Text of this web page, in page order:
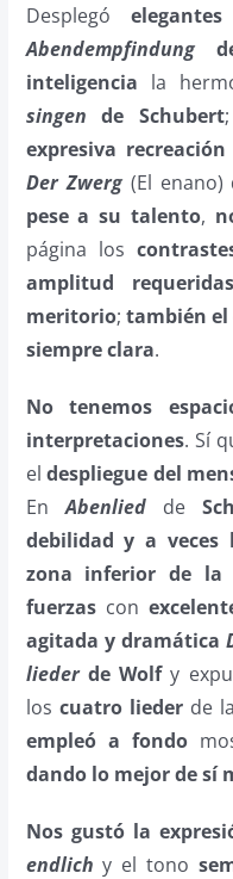
Desplegó
Abendempfindungde
inteligencia la
singen de Schubert
expresiva recreación
Der Zwerg(El enano)
pese a su talento,
página los
amplitud requeridas
meritorio; también
siempre clara.
No tenemos
interpretaciones. Sí
eldespliegue del
EnAbenliedde
debilidad y a
zona inferior de la
fuerzascon
agitada y dramática
liederde Wolfy
los cuatro liederde la
empleó a fondo
dando lo mejor de sí
Nos gustó la
endlich y el tono